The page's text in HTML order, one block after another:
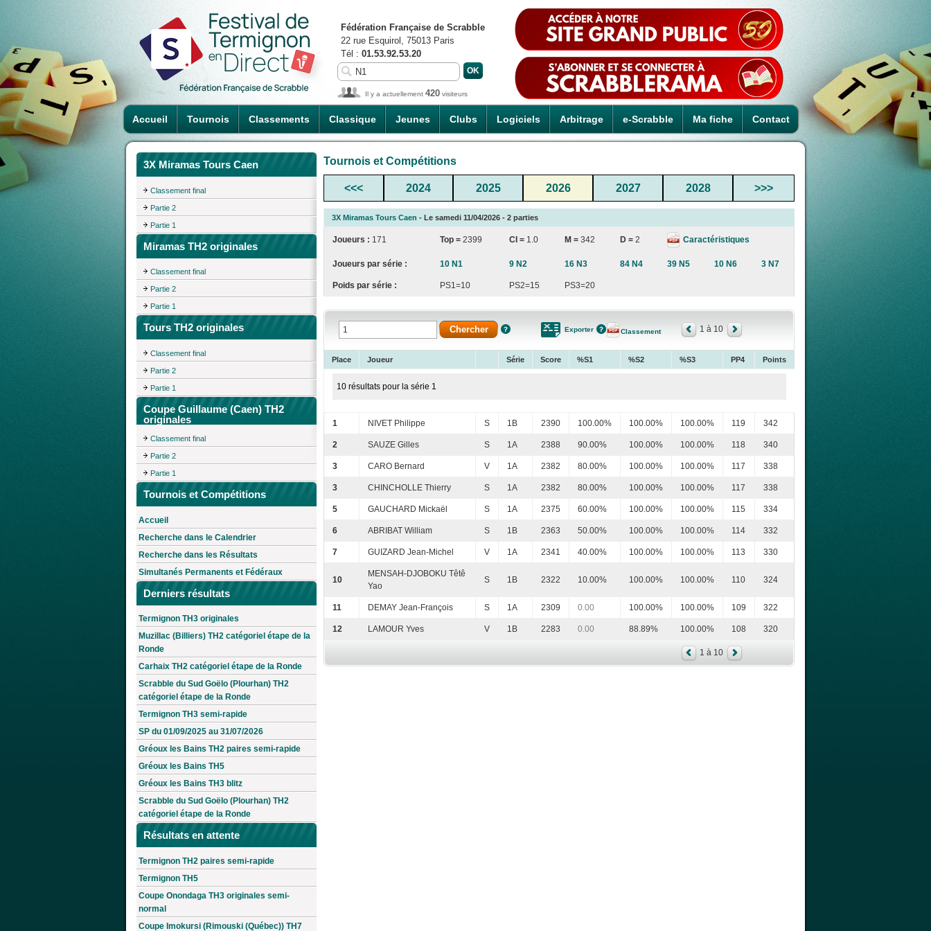
Accueil Tournois Classements Classique Jeunes Clubs Logiciels Arbitrage e-Scrabble Ma fiche Contact
Fédération Française de Scrabble
22 rue Esquirol, 75013 Paris
Tél : 01.53.92.53.20
Il y a actuellement 420 visiteurs
3X Miramas Tours Caen
Classement final
Partie 2
Partie 1
Miramas TH2 originales
Classement final
Partie 2
Partie 1
Tours TH2 originales
Classement final
Partie 2
Partie 1
Coupe Guillaume (Caen) TH2
originales
Classement final
Partie 2
Partie 1
Tournois et Compétitions
Accueil
Recherche dans le Calendrier
Recherche dans les Résultats
Simultanés Permanents et Fédéraux
Derniers résultats
Termignon TH3 originales
Muzillac (Billiers) TH2 catégoriel étape de la
Ronde
Carhaix TH2 catégoriel étape de la Ronde
Scrabble du Sud Goëlo (Plourhan) TH2
catégoriel étape de la Ronde
Termignon TH3 semi-rapide
SP du 01/09/2025 au 31/07/2026
Gréoux les Bains TH2 paires semi-rapide
Gréoux les Bains TH5
Gréoux les Bains TH3 blitz
Scrabble du Sud Goëlo (Plourhan) TH2
catégoriel étape de la Ronde
Résultats en attente
Termignon TH2 paires semi-rapide
Termignon TH5
Coupe Onondaga TH3 originales semi-
normal
Coupe Imokursi (Rimouski (Québec)) TH7
Tournois et Compétitions
<<< 2024 2025 2026 2027 2028 >>>
3X Miramas Tours Caen - Le samedi 11/04/2026 - 2 parties
Joueurs : 171 Top = 2399 CI = 1.0 M = 342 D = 2 Caractéristiques
Joueurs par série : 10 N1 9 N2 16 N3 84 N4 39 N5 10 N6 3 N7
Poids par série : PS1=10 PS2=15 PS3=20
Exporter Classement 1 à 10
Place Joueur Série Score %S1 %S2 %S3 PP4 Points
10 résultats pour la série 1
1 NIVET Philippe S 1B 2390 100.00% 100.00% 100.00% 119 342
2 SAUZE Gilles S 1A 2388 90.00% 100.00% 100.00% 118 340
3 CARO Bernard V 1A 2382 80.00% 100.00% 100.00% 117 338
3 CHINCHOLLE Thierry S 1A 2382 80.00% 100.00% 100.00% 117 338
5 GAUCHARD Mickaël S 1A 2375 60.00% 100.00% 100.00% 115 334
6 ABRIBAT William S 1B 2363 50.00% 100.00% 100.00% 114 332
7 GUIZARD Jean-Michel V 1A 2341 40.00% 100.00% 100.00% 113 330
10
MENSAH-DJOBOKU Têtê
Yao
S 1B 2322 10.00% 100.00% 100.00% 110 324
11 DEMAY Jean-François S 1A 2309 0.00 100.00% 100.00% 109 322
12 LAMOUR Yves V 1B 2283 0.00 88.89% 100.00% 108 320
1 à 10